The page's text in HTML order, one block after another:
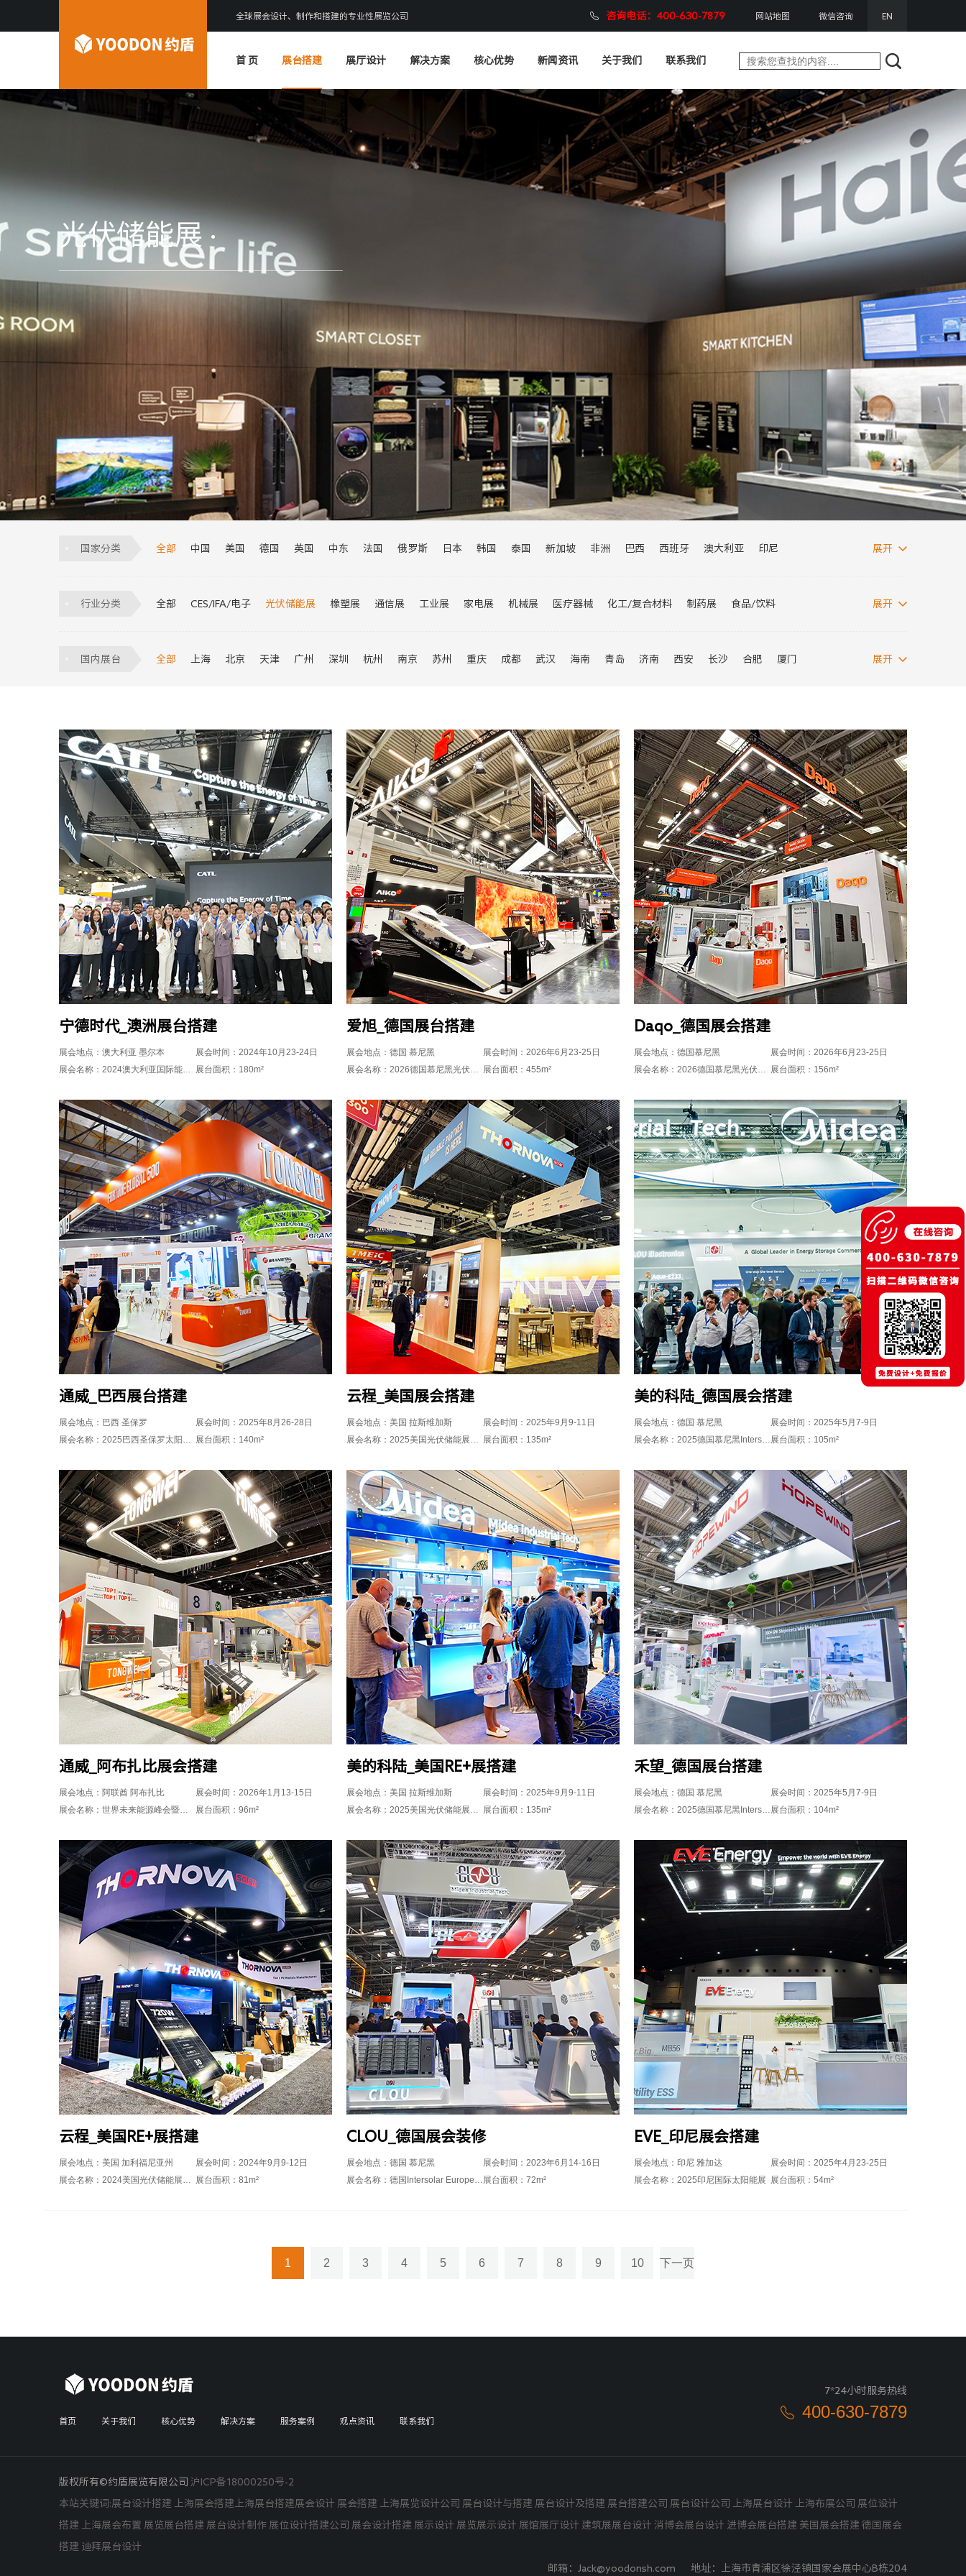
全球展会设计、制作和搭建的专业性展览公司 咨询电话：400-630-7879 网站地图 微信咨询 EN
首 页 展台搭建 展厅设计 解决方案 核心优势 新闻资讯 关于我们 联系我们
光伏储能展 ·
国家分类 全部 中国 美国 德国 英国 中东 法国 俄罗斯 日本 韩国 泰国 新加坡 非洲 巴西 西班牙 澳大利亚 印尼
葡萄牙 土耳其 比利时 匈牙利 加拿大 菲律宾
展开
行业分类 全部 CES/IFA/电子 光伏储能展 橡塑展 通信展 工业展 家电展 机械展 医疗器械 化工/复合材料 制药展 食品/饮料
服贸会 数博会 建筑展 食品饮料机械
展开
国内展台 全部 上海 北京 天津 广州 深圳 杭州 南京 苏州 重庆 成都 武汉 海南 青岛 济南 西安 长沙 合肥 厦门 展开
宁德时代_澳洲展台搭建
展会地点：澳大利亚 墨尔本
展会时间：2024年10月23-24日
展会名称：2024澳大利亚国际能源展览会(All-Energy Expo) 展台面积：180m²
爱旭_德国展台搭建
展会地点：德国 慕尼黑
展会时间：2026年6月23-25日
展会名称：2026德国慕尼黑光伏储能展览会intersolar 展台面积：455m²
Daqo_德国展会搭建
展会地点：德国慕尼黑
展会时间：2026年6月23-25日
展会名称：2026德国慕尼黑光伏储能展览会intersolar 展台面积：156m²
通威_巴西展台搭建
展会地点：巴西 圣保罗
展会时间：2025年8月26-28日
展会名称：2025巴西圣保罗太阳能光伏展 展台面积：140m²
云程_美国展会搭建
展会地点：美国 拉斯维加斯
展会时间：2025年9月9-11日
展会名称：2025美国光伏储能展览会RE+ 展台面积：135m²
美的科陆_德国展会搭建
展会地点：德国 慕尼黑
展会时间：2025年5月7-9日
展会名称：2025德国慕尼黑Intersolar展台面积：105m²
通威_阿布扎比展会搭建
展会地点：阿联酋 阿布扎比
展会时间：2026年1月13-15日
展会名称：世界未来能源峰会暨展览会 (WFES 2026)
展台面积：96m²
美的科陆_美国RE+展搭建
展会地点：美国 拉斯维加斯
展会时间：2025年9月9-11日
展会名称：2025美国光伏储能展览会RE+ 展台面积：135m²
禾望_德国展台搭建
展会地点：德国 慕尼黑
展会时间：2025年5月7-9日
展会名称：2025德国慕尼黑Intersolar展台面积：104m²
云程_美国RE+展搭建
展会地点：美国 加利福尼亚州
展会时间：2024年9月9-12日
展会名称：2024美国光伏储能展览会RE+ 展台面积：81m²
CLOU_德国展会装修
展会地点：德国 慕尼黑
展会时间：2023年6月14-16日
展会名称：德国Intersolar Europe2023展台面积：72m²
EVE_印尼展会搭建
展会地点：印尼 雅加达
展会时间：2025年4月23-25日
展会名称：2025印尼国际太阳能展 展台面积：54m²
1 2 3 4 5 6 7 8 9 10 下一页
首页 关于我们 核心优势 解决方案 服务案例 观点资讯 联系我们
7*24小时服务热线
400-630-7879
版权所有©约盾展览有限公司 沪ICP备18000250号-2
本站关键词:展台设计搭建 上海展会搭建 上海展台搭建展会设计 展会搭建 上海展览设计公司 展台设计与搭建 展台设计及搭建 展台搭建公司 展台设计公司 上海展台设计 上海布展公司 展位设计
搭建 上海展会布置 展览展台搭建 展台设计制作 展位设计搭建公司 展会设计搭建 展示设计 展览展示设计 展馆展厅设计 建筑展展台设计 消博会展台设计 进博会展台搭建 美国展会搭建 德国展会
搭建 迪拜展台设计
邮箱：Jack@yoodonsh.com 地址：上海市青浦区徐泾镇国家会展中心B栋204